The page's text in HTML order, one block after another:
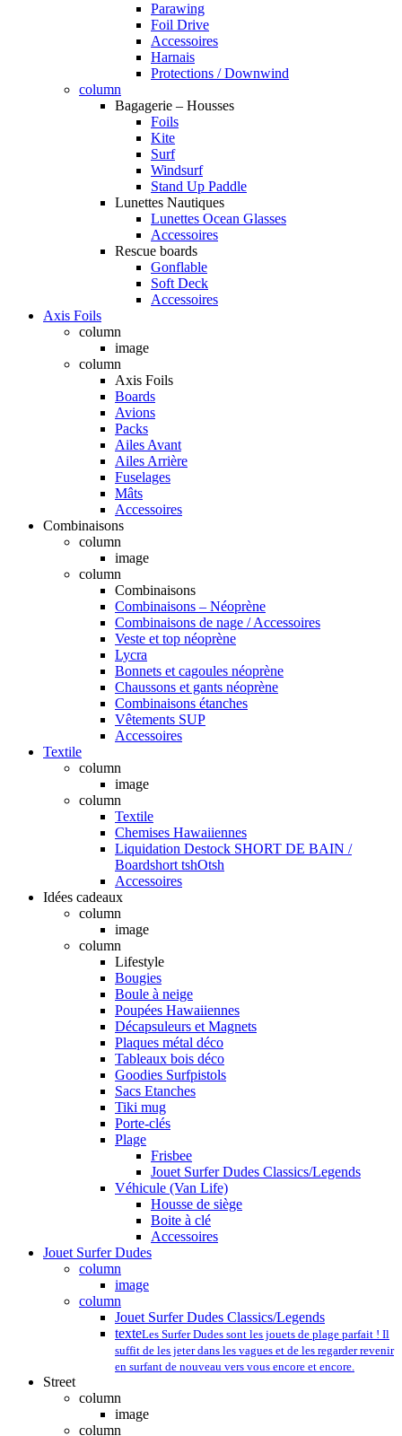
Parawing
Foil Drive
Accessoires
Harnais
Protections / Downwind
column
Bagagerie – Housses
Foils
Kite
Surf
Windsurf
Stand Up Paddle
Lunettes Nautiques
Lunettes Ocean Glasses
Accessoires
Rescue boards
Gonflable
Soft Deck
Accessoires
Axis Foils
column
image
column
Axis Foils
Boards
Avions
Packs
Ailes Avant
Ailes Arrière
Fuselages
Mâts
Accessoires
Combinaisons
column
image
column
Combinaisons
Combinaisons – Néoprène
Combinaisons de nage / Accessoires
Veste et top néoprène
Lycra
Bonnets et cagoules néoprène
Chaussons et gants néoprène
Combinaisons étanches
Vêtements SUP
Accessoires
Textile
column
image
column
Textile
Chemises Hawaiiennes
Liquidation Destock SHORT DE BAIN /
Boardshort tshOtsh
Accessoires
Idées cadeaux
column
image
column
Lifestyle
Bougies
Boule à neige
Poupées Hawaiiennes
Décapsuleurs et Magnets
Plaques métal déco
Tableaux bois déco
Goodies Surfpistols
Sacs Etanches
Tiki mug
Porte-clés
Plage
Frisbee
Jouet Surfer Dudes Classics/Legends
Véhicule (Van Life)
Housse de siège
Boite à clé
Accessoires
Jouet Surfer Dudes
column
image
column
Jouet Surfer Dudes Classics/Legends
texteLes Surfer Dudes sont les jouets de plage parfait ! Il
suffit de les jeter dans les vagues et de les regarder revenir
en surfant de nouveau vers vous encore et encore.
Street
column
image
column